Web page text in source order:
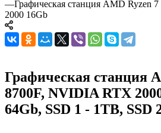
—Графическая станция AMD Ryzen
2000 16Gb
Графическая станция
8700F, NVIDIA RTX
64Gb, SSD 1 - 1TB, SSD